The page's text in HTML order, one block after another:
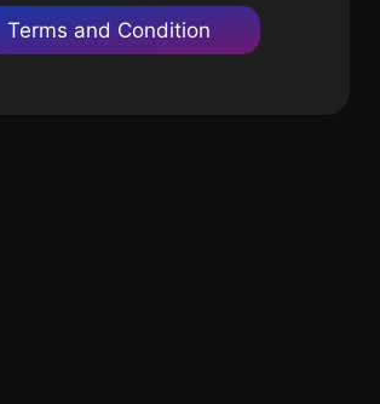
Terms and Condition